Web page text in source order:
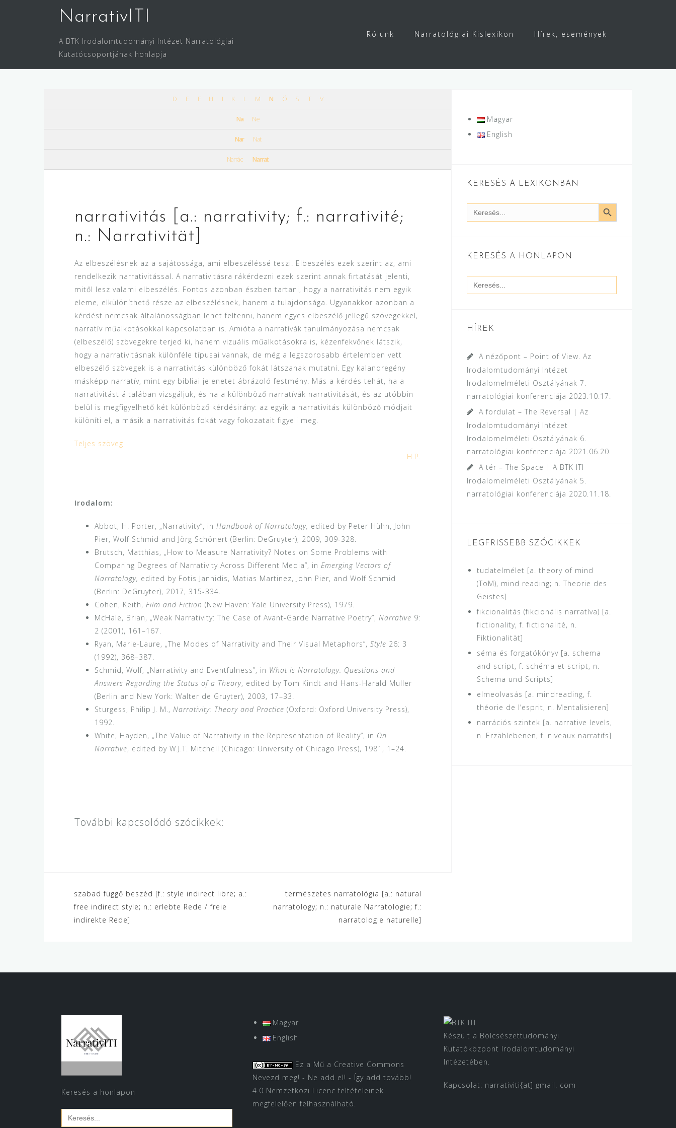
NarrativITI
A BTK Irodalomtudományi Intézet Narratológiai
Kutatócsoportjának honlapja
Rólunk Narratológiai Kislexikon Hírek, események
D E F H I K L M N Ö S T V
Na Ne
Nar Nat
Narrác Narrat
narrativitás [a.: narrativity; f.: narrativité;
n.: Narrativität]
Az elbeszélésnek az a sajátossága, ami elbeszéléssé teszi. Elbeszélés ezek szerint az, ami
rendelkezik narrativitással. A narrativitásra rákérdezni ezek szerint annak firtatását jelenti,
mitől lesz valami elbeszélés. Fontos azonban észben tartani, hogy a narrativitás nem egyik
eleme, elkülöníthető része az elbeszélésnek, hanem a tulajdonsága. Ugyanakkor azonban a
kérdést nemcsak általánosságban lehet feltenni, hanem egyes elbeszélő jellegű szövegekkel,
narratív műalkotásokkal kapcsolatban is. Amióta a narratívák tanulmányozása nemcsak
(elbeszélő) szövegekre terjed ki, hanem vizuális műalkotásokra is, kézenfekvőnek látszik,
hogy a narrativitásnak különféle típusai vannak, de még a legszorosabb értelemben vett
elbeszélő szövegek is a narrativitás különböző fokát látszanak mutatni. Egy kalandregény
másképp narratív, mint egy bibliai jelenetet ábrázoló festmény. Más a kérdés tehát, ha a
narrativitást általában vizsgáljuk, és ha a különböző narratívák narrativitását, és az utóbbin
belül is megfigyelhető két különböző kérdésirány: az egyik a narrativitás különböző módjait
különíti el, a másik a narrativitás fokát vagy fokozatait figyeli meg.
Teljes szöveg
H.P.
Irodalom:
Abbot, H. Porter, „Narrativity”, in Handbook of Narratology, edited by Peter Hühn, John
Pier, Wolf Schmid and Jörg Schönert (Berlin: DeGruyter), 2009, 309-328.
Brutsch, Matthias, „How to Measure Narrativity? Notes on Some Problems with
Comparing Degrees of Narrativity Across Different Media”, in Emerging Vectors of
Narratology, edited by Fotis Jannidis, Matias Martinez, John Pier, and Wolf Schmid
(Berlin: DeGruyter), 2017, 315-334.
Cohen, Keith, Film and Fiction (New Haven: Yale University Press), 1979.
McHale, Brian, „Weak Narrativity: The Case of Avant-Garde Narrative Poetry”, Narrative 9:
2 (2001), 161–167.
Ryan, Marie-Laure, „The Modes of Narrativity and Their Visual Metaphors”, Style 26: 3
(1992), 368–387.
Schmid, Wolf, „Narrativity and Eventfulness”, in What is Narratology. Questions and
Answers Regarding the Status of a Theory, edited by Tom Kindt and Hans-Harald Muller
(Berlin and New York: Walter de Gruyter), 2003, 17–33.
Sturgess, Philip J. M., Narrativity: Theory and Practice (Oxford: Oxford University Press),
1992.
White, Hayden, „The Value of Narrativity in the Representation of Reality”, in On
Narrative, edited by W.J.T. Mitchell (Chicago: University of Chicago Press), 1981, 1–24.
További kapcsolódó szócikkek:
Bejegyzés
navigáció
szabad függő beszéd [f.: style indirect libre; a.:
free indirect style; n.: erlebte Rede / freie
indirekte Rede]
természetes narratológia [a.: natural
narratology; n.: naturale Narratologie; f.:
narratologie naturelle]
Magyar
English
KERESÉS A LEXIKONBAN
Search
for:
SEARCH BUTTON
KERESÉS A HONLAPON
Search
for:
HÍREK
A nézőpont – Point of View. Az
Irodalomtudományi Intézet
Irodalomelméleti Osztályának 7.
narratológiai konferenciája 2023.10.17.
A fordulat – The Reversal | Az
Irodalomtudományi Intézet
Irodalomelméleti Osztályának 6.
narratológiai konferenciája 2021.06.20.
A tér – The Space | A BTK ITI
Irodalomelméleti Osztályának 5.
narratológiai konferenciája 2020.11.18.
LEGFRISSEBB SZÓCIKKEK
tudatelmélet [a. theory of mind
(ToM), mind reading; n. Theorie des
Geistes]
fikcionalitás (fikcionális narratíva) [a.
fictionality, f. fictionalité, n.
Fiktionalität]
séma és forgatókönyv [a. schema
and script, f. schéma et script, n.
Schema und Scripts]
elmeolvasás [a. mindreading, f.
théorie de l’esprit, n. Mentalisieren]
narrációs szintek [a. narrative levels,
n. Erzählebenen, f. niveaux narratifs]
Keresés a honlapon
Search
for:
Magyar
English
Ez a Mű a Creative Commons
Nevezd meg! - Ne add el! - Így add tovább!
4.0 Nemzetközi Licenc feltételeinek
megfelelően felhasználható.
Készült a Bölcsészettudományi
Kutatóközpont Irodalomtudományi
Intézetében.
Kapcsolat: narrativiti{at] gmail. com